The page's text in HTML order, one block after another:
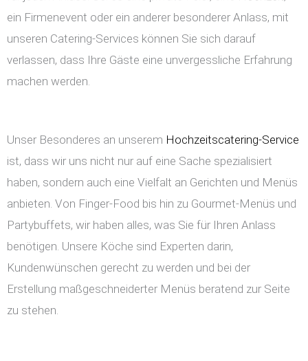
ein Firmenevent oder ein anderer besonderer Anlass, mit
unseren Catering-Services können Sie sich darauf
verlassen, dass Ihre Gäste eine unvergessliche Erfahrung
machen werden.
Unser Besonderes an unserem Hochzeitscatering-Service
ist, dass wir uns nicht nur auf eine Sache spezialisiert
haben, sondern auch eine Vielfalt an Gerichten und Menüs
anbieten. Von Finger-Food bis hin zu Gourmet-Menüs und
Partybuffets, wir haben alles, was Sie für Ihren Anlass
benötigen. Unsere Köche sind Experten darin,
Kundenwünschen gerecht zu werden und bei der
Erstellung maßgeschneiderter Menüs beratend zur Seite
zu stehen.